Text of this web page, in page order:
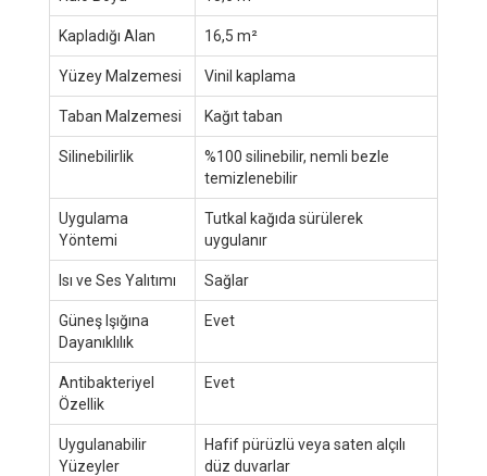
Kapladığı Alan 16,5 m²
Yüzey Malzemesi Vinil kaplama
Taban Malzemesi Kağıt taban
Silinebilirlik
%100 silinebilir, nemli bezle
temizlenebilir
Uygulama
Yöntemi
Tutkal kağıda sürülerek
uygulanır
Isı ve Ses Yalıtımı Sağlar
Güneş Işığına
Dayanıklılık
Evet
Antibakteriyel
Özellik
Evet
Uygulanabilir
Yüzeyler
Hafif pürüzlü veya saten alçılı
düz duvarlar